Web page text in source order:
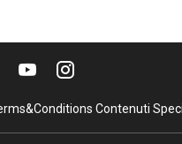
Contenuti